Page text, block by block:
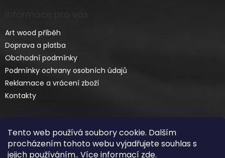
Tento web používá soubory cookie. Dalším
procházením tohoto webu vyjadřujete souhlas s
jejich používáním.. Více informací zde.
Art wood příběh
Doprava a platba
Obchodní podmínky
Podmínky ochrany osobních údajů
Reklamace a vrácení zboží
Kontakty